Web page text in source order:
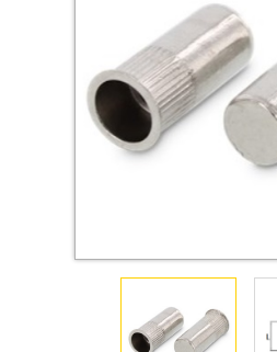
Крюки, кольца с
Крюки, кольца с
Саморезы и шурупы